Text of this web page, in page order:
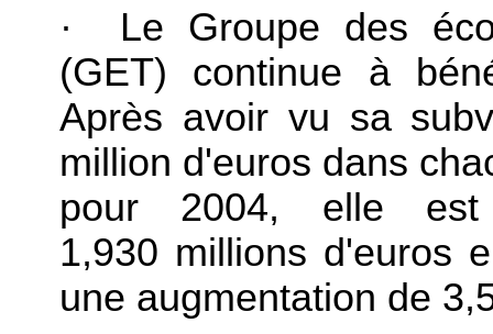
· Le Groupe des
(GET) continue à
Après avoir vu sa
million d'euros dans
pour 2004, elle
1,930 millions d'euros
une augmentation de